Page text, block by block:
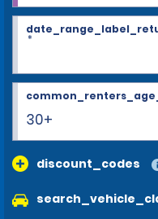
*
30+
discount_codes